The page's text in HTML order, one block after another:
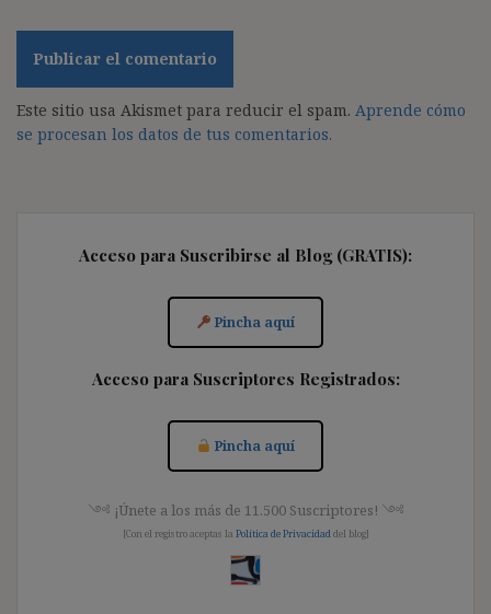
Este sitio usa Akismet para reducir el spam. Aprende cómo
se procesan los datos de tus comentarios.
Acceso para Suscribirse al Blog (GRATIS):
Pincha aquí
Acceso para Suscriptores Registrados:
Pincha aquí
༺ ¡Únete a los más de 11.500 Suscriptores! ༺
[Con el registro aceptas la Política de Privacidad del blog]